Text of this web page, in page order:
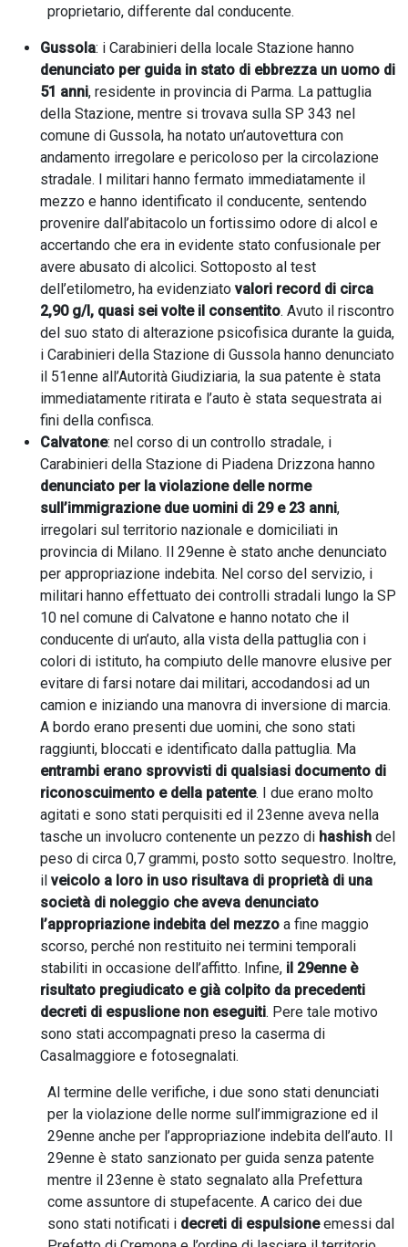
proprietario, differente dal conducente.
Gussola: i Carabinieri della locale Stazione hanno
denunciato per guida in stato di ebbrezza un uomo di
51 anni, residente in provincia di Parma. La pattuglia
della Stazione, mentre si trovava sulla SP 343 nel
comune di Gussola, ha notato un’autovettura con
andamento irregolare e pericoloso per la circolazione
stradale. I militari hanno fermato immediatamente il
mezzo e hanno identificato il conducente, sentendo
provenire dall’abitacolo un fortissimo odore di alcol e
accertando che era in evidente stato confusionale per
avere abusato di alcolici. Sottoposto al test
dell’etilometro, ha evidenziato valori record di circa
2,90 g/l, quasi sei volte il consentito. Avuto il riscontro
del suo stato di alterazione psicofisica durante la guida,
i Carabinieri della Stazione di Gussola hanno denunciato
il 51enne all’Autorità Giudiziaria, la sua patente è stata
immediatamente ritirata e l’auto è stata sequestrata ai
fini della confisca.
Calvatone: nel corso di un controllo stradale, i
Carabinieri della Stazione di Piadena Drizzona hanno
denunciato per la violazione delle norme
sull’immigrazione due uomini di 29 e 23 anni,
irregolari sul territorio nazionale e domiciliati in
provincia di Milano. Il 29enne è stato anche denunciato
per appropriazione indebita. Nel corso del servizio, i
militari hanno effettuato dei controlli stradali lungo la SP
10 nel comune di Calvatone e hanno notato che il
conducente di un’auto, alla vista della pattuglia con i
colori di istituto, ha compiuto delle manovre elusive per
evitare di farsi notare dai militari, accodandosi ad un
camion e iniziando una manovra di inversione di marcia.
A bordo erano presenti due uomini, che sono stati
raggiunti, bloccati e identificato dalla pattuglia. Ma
entrambi erano sprovvisti di qualsiasi documento di
riconoscuimento e della patente. I due erano molto
agitati e sono stati perquisiti ed il 23enne aveva nella
tasche un involucro contenente un pezzo di hashish del
peso di circa 0,7 grammi, posto sotto sequestro. Inoltre,
il veicolo a loro in uso risultava di proprietà di una
società di noleggio che aveva denunciato
l’appropriazione indebita del mezzo a fine maggio
scorso, perché non restituito nei termini temporali
stabiliti in occasione dell’affitto. Infine, il 29enne è
risultato pregiudicato e già colpito da precedenti
decreti di espuslione non eseguiti. Pere tale motivo
sono stati accompagnati preso la caserma di
Casalmaggiore e fotosegnalati.
Al termine delle verifiche, i due sono stati denunciati
per la violazione delle norme sull’immigrazione ed il
29enne anche per l’appropriazione indebita dell’auto. Il
29enne è stato sanzionato per guida senza patente
mentre il 23enne è stato segnalato alla Prefettura
come assuntore di stupefacente. A carico dei due
sono stati notificati i decreti di espulsioneemessi dal